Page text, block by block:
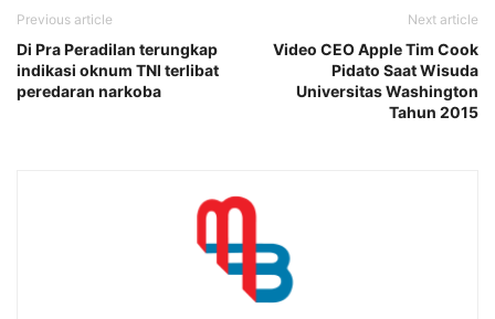
Previous article
Di Pra Peradilan terungkap
indikasi oknum TNI terlibat
peredaran narkoba
Next article
Video CEO Apple Tim Cook
Pidato Saat Wisuda
Universitas Washington
Tahun 2015